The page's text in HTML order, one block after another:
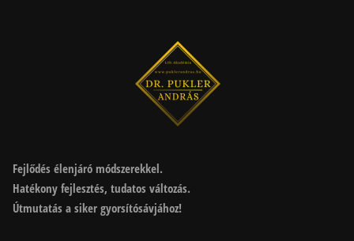
Fejlődés élenjáró módszerekkel.
Hatékony fejlesztés, tudatos változás.
Útmutatás a siker gyorsítósávjához!